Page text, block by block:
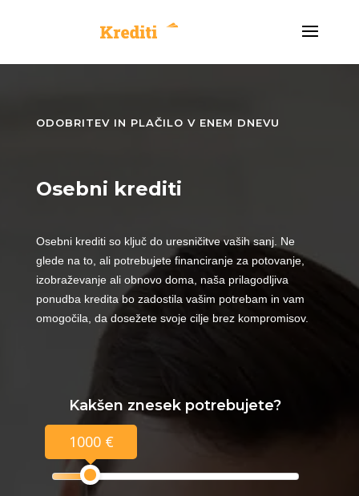
ODOBRITEV IN PLAČILO V ENEM DNEVU
Osebni krediti
Osebni krediti so ključ do uresničitve vaših sanj. Ne
glede na to, ali potrebujete financiranje za potovanje,
izobraževanje ali obnovo doma, naša prilagodljiva
ponudba kredita bo zadostila vašim potrebam in vam
omogočila, da dosežete svoje cilje brez kompromisov.
Kakšen znesek potrebujete?
1000 €